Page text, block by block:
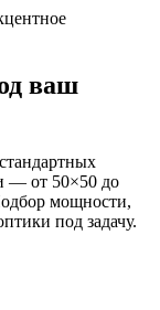
ваш
— от 50×50 до
мощности,
под задачу.